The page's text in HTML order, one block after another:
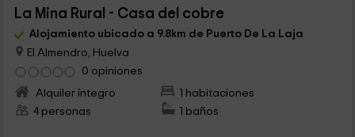
La Mina Rural - Casa del cobre
Alojamiento ubicado a 9.8km de Puerto De La Laja
El Almendro, Huelva
0 opiniones
Alquiler íntegro
1 habitaciones
4 personas
1 baños